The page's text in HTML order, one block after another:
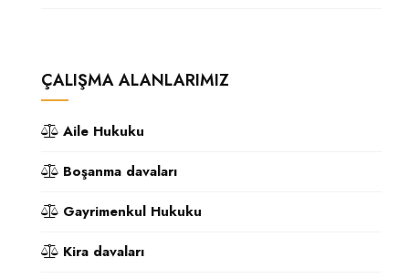
ÇALIŞMA ALANLARIMIZ
Aile Hukuku
Boşanma davaları
Gayrimenkul Hukuku
Kira davaları